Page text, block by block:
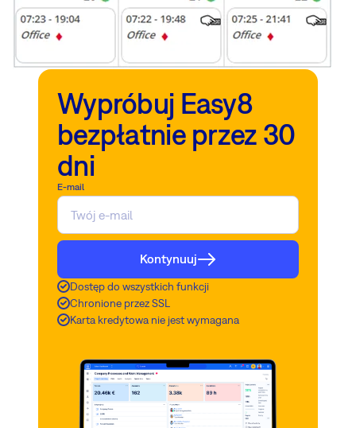
Wypróbuj Easy8
bezpłatnie przez 30
dni
E-mail
Kontynuuj
Dostęp do wszystkich funkcji
Chronione przez SSL
Karta kredytowa nie jest wymagana